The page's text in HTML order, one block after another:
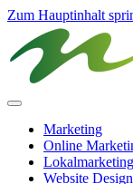
Zum Hauptinhalt
Marketing
Online
Lokalmarketing
Website Design